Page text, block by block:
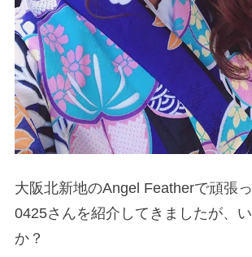
大阪北新地のAngel Featherで頑張
0425さんを紹介してきましたが、
か？